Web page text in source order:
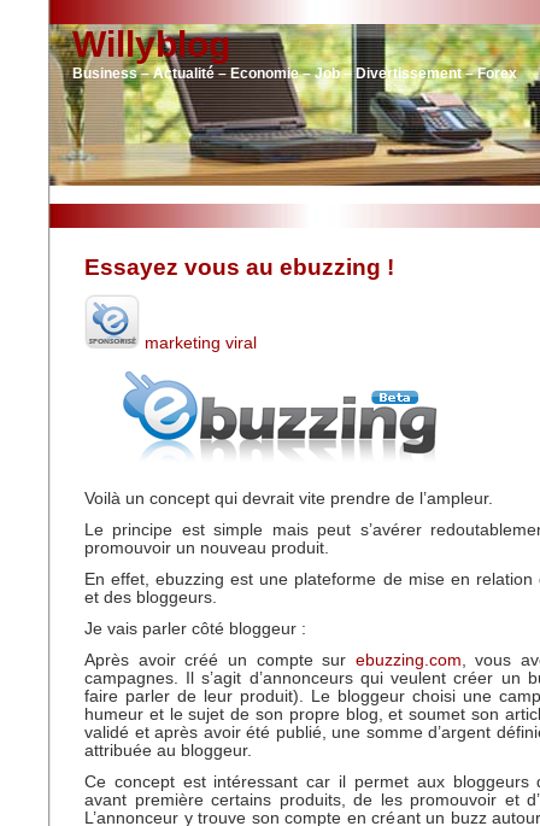
Willyblog
Business – Actualité – Economie – Job – Divertissement – Forex
Essayez vous au ebuzzing !
marketing viral
Voilà un concept qui devrait vite prendre de l’ampleur.
Le principe est simple mais peut s’avérer
promouvoir un nouveau produit.
En effet, ebuzzing est une plateforme de mise en relation
et des bloggeurs.
Je vais parler côté bloggeur :
Après avoir créé un compte sur ebuzzing.com, vous
campagnes. Il s’agit d’annonceurs qui veulent créer un
faire parler de leur produit). Le bloggeur choisi une
humeur et le sujet de son propre blog, et soumet son
validé et après avoir été publié, une somme d’argent
attribuée au bloggeur.
Ce concept est intéressant car il permet aux bloggeurs
avant première certains produits, de les promouvoir et
L’annonceur y trouve son compte en créant un buzz